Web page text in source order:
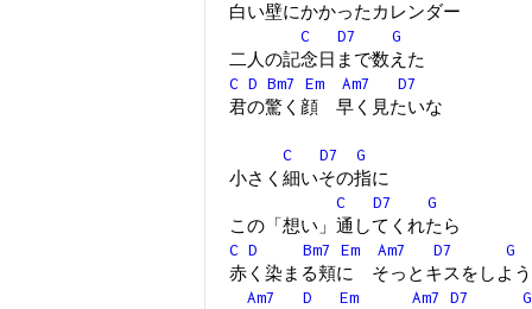
白い壁にかかったカレンダー
C
D7
G
二人の記念日まで数えた
C D Bm7 Em Am7
D7
君の驚く顔 早く見たいな
C D7
G
小さく細いその指に
C
D7
G
この「想い」通してくれたら
C D Bm7 Em Am7 D7
G
赤く染まる頬に そっとキスをしよう
Am7
D Em Am7 D7 G